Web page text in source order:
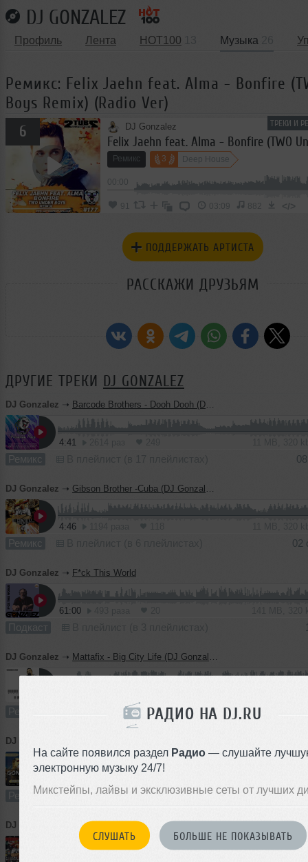
РАДИО НА DJ.RU
На сайте появился раздел Радио — слушайте
электронную музыку 24/7!
Микстейпы, лайвы и эксклюзивные сеты от лучших
СЛУШАТЬ БОЛЬШЕ НЕ ПОКАЗЫВАТЬ
DJ GONZALEZ
Профиль Лента HOT100 Музыка
Ремикс: Felix Jaehn feat. Alma - Bonfire
Boys Remix) (Radio Ver)
ТРЕКИ И
6 DJ Gonzalez
Ремикс 3 Deep House
00:00
91 03:09 882 </>
ПОДДЕРЖАТЬ АРТИСТА
РАССКАЖИ ДРУЗЬЯМ
ДРУГИЕ ТРЕКИ DJ GONZALEZ
DJ Gonzalez ➝ Barcode Brothers - Dooh Dooh (DJ Gonzalez Remix)
4:41
Ремикс
DJ Gonzalez ➝ Gibson Brother -Cuba (DJ Gonzalez Remix) Extended
4:46
Ремикс 02
DJ Gonzalez ➝ F*ck This World
61:00
Подкаст
DJ Gonzalez ➝ Mattafix - Big City Life (DJ Gonzalez Remix)
Ремикс В плейлист (в 36 плейлистах)
DJ Gonzalez
Ремикс В плейлист (в 5 плейлистах)
DJ Gonzalez ATB feat. Miss Jane - It's a Fine Day (DJ Gonzalez & DJ Jan Steen Remix) Radio